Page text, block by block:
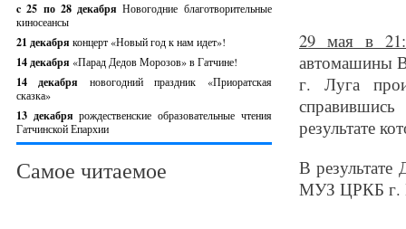
c 25 по 28 декабряНовогодние благотворительные
киносеансы
21 декабря концерт «Новый год к нам идет»!
14 декабря «Парад Дедов Морозов» в Гатчине!
14 декабря новогодний праздник «Приоратская
сказка»
13 декабрярождественские образовательные чтения
Гатчинской Епархии
Самое читаемое
29 мая в
автомашины
г. Луга
результате
В
МУЗ ЦРКБ г.